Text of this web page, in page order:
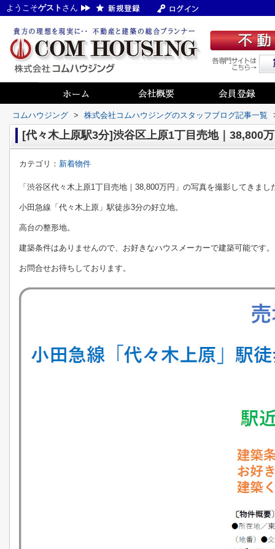
ようこそゲスト さん
コムハウジング > 株式会社コムハウジングのスタッフブログ記事一覧
[代々木上原駅3分]渋谷区上原1丁目売地｜38,800
カテゴリ： 新着物件
「渋谷区代々木上原1丁目売地｜38,800万円」の写真を撮影してきまし
小田急線「代々木上原」駅徒歩3分の好立地。
高台の整形地。
建築条件はありませんので、お好きなハウスメーカーで建築可能です。
お問合せお待ちしております。